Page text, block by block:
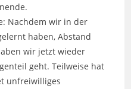
Nachdem wir in der
haben, Abstand
wir jetzt wieder
geht. Teilweise hat
unfreiwilliges